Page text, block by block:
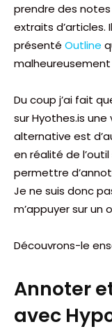
prendre des
extraits d’articles.
présenté Outline
Du coup j’ai fait
sur Hyothes.is
alternative est
en réalité de
permettre
Je ne suis donc
m’appuyer sur un
Découvrons-le
Annoter
avec